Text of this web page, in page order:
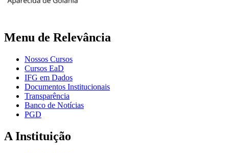
Menu de Relevância
Nossos Cursos
Cursos EaD
IFG em Dados
Documentos Institucionais
Transparência
Banco de Notícias
PGD
A Instituição